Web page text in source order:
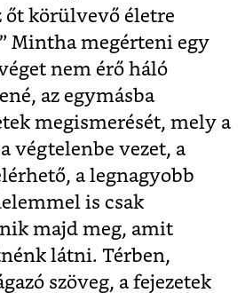
őt körülvevő életre
Mintha megérteni egy
nem érő háló
az egymásba
megismerését, mely a
végtelenbe vezet, a
a legnagyobb
is csak
majd meg, amit
látni. Térben,
szöveg, a fejezetek